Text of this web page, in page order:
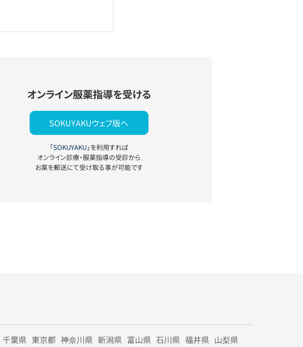
オンライン服薬指導を受ける
SOKUYAKUウェブ版へ
「SOKUYAKU」を利用すれば
オンライン診療・服薬指導の受診から
お薬を郵送にて受け取る事が可能です
千葉県 東京都 神奈川県 新潟県 富山県 石川県 福井県 山梨県